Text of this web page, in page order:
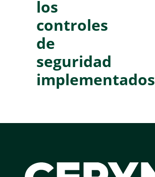
los
controles
de
seguridad
implementados